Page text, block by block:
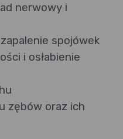
nerwowy i
spojówek
i osłabienie
zębów oraz ich